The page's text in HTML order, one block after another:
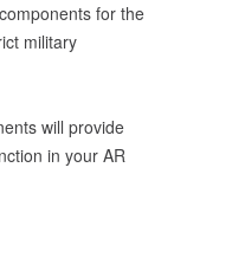
for the
military
will provide
in your AR